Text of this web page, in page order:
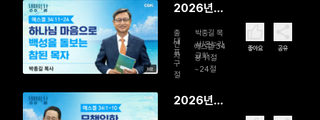
10분
2026년
일 하나님
마음으로
백성을 돌
보는 참된
출
연
자
박종길 목
사/온누리
교회
대
표
구
절
에스겔 34
장 11절
~24절
좋아요 공유
2026년